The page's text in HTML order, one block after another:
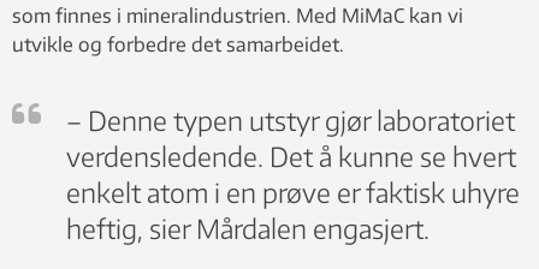
som finnes i mineralindustrien. Med MiMaC kan vi
utvikle og forbedre det samarbeidet.
– Denne typen utstyr gjør laboratoriet
verdensledende. Det å kunne se hvert
enkelt atom i en prøve er faktisk uhyre
heftig, sier Mårdalen engasjert.